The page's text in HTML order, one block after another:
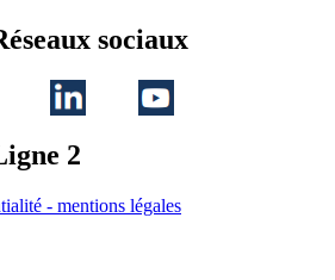
sociaux
2
- mentions légales